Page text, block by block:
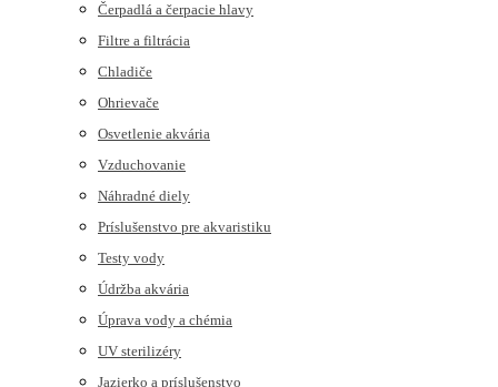
Čerpadlá a čerpacie hlavy
Filtre a filtrácia
Chladiče
Ohrievače
Osvetlenie akvária
Vzduchovanie
Náhradné diely
Príslušenstvo pre akvaristiku
Testy vody
Údržba akvária
Úprava vody a chémia
UV sterilizéry
Jazierko a príslušenstvo